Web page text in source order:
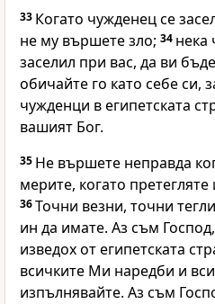
33 Когато чужденец се
не му вършете зло; 34 нека
заселил при вас, да ви
обичайте го като себе си,
чужденци в египетската
вашият Бог.
35 Не вършете неправда
мерите, когато
36Точни везни, точни
ин да имате. Аз съм
изведох от египетската
всичките Ми наредби и
изпълнявайте. Аз съм